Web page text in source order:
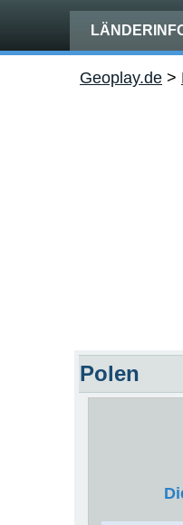
Geoplay.de >
Polen